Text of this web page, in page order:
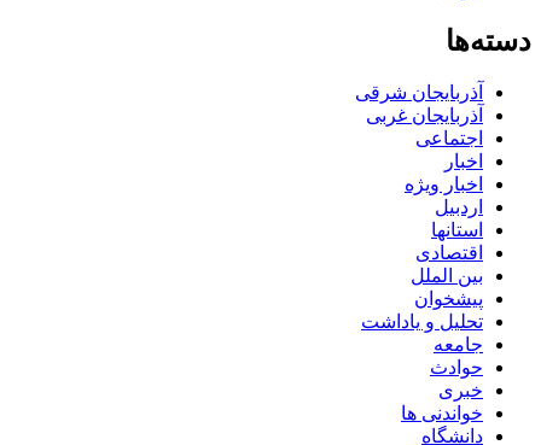
دسته‌ها
آذربایجان شرقی
آذربایجان غربی
اجتماعی
اخبار
اخبار ویژه
اردبیل
استانها
اقتصادی
بین الملل
پیشخوان
تحلیل و یاداشت
جامعه
حوادث
خبری
خواندنی ها
دانشگاه